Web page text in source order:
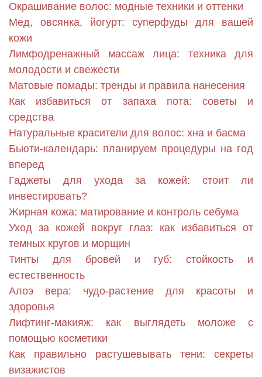
Окрашивание волос: модные техники и оттенки
Мед, овсянка, йогурт: суперфуды для вашей
кожи
Лимфодренажный массаж лица: техника для
молодости и свежести
Матовые помады: тренды и правила нанесения
Как избавиться от запаха пота: советы и
средства
Натуральные красители для волос: хна и басма
Бьюти-календарь: планируем процедуры на год
вперед
Гаджеты для ухода за кожей: стоит ли
инвестировать?
Жирная кожа: матирование и контроль себума
Уход за кожей вокруг глаз: как избавиться от
темных кругов и морщин
Тинты для бровей и губ: стойкость и
естественность
Алоэ вера: чудо-растение для красоты и
здоровья
Лифтинг-макияж: как выглядеть моложе с
помощью косметики
Как правильно растушевывать тени: секреты
визажистов